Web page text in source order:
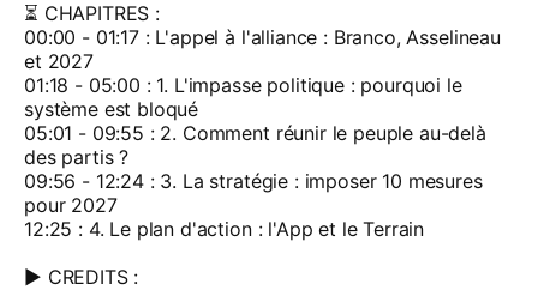
⏳ CHAPITRES :
00:00 - 01:17 : L'appel à l'alliance : Branco, Asselineau
et 2027
01:18 - 05:00 : 1. L'impasse politique : pourquoi le
système est bloqué
05:01 - 09:55 : 2. Comment réunir le peuple au-delà
des partis ?
09:56 - 12:24 : 3. La stratégie : imposer 10 mesures
pour 2027
12:25 : 4. Le plan d'action : l'App et le Terrain
▶︎ CREDITS :